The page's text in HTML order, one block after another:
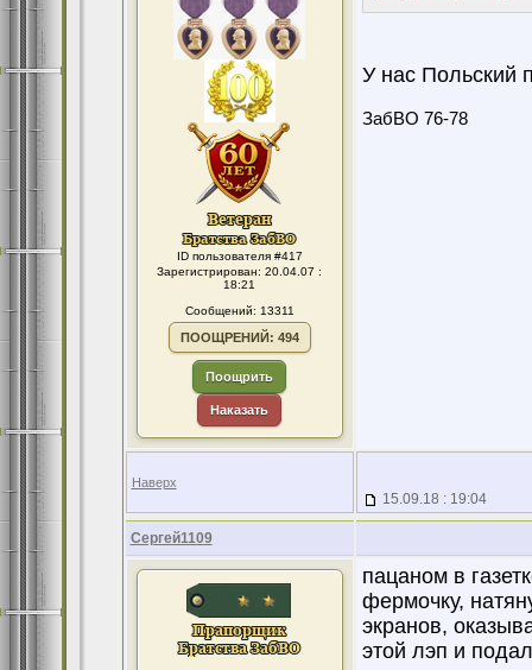
ID пользователя #417
Зарегистрирован: 20.04.07 :
18:21
Сообщений: 13311
ПООЩРЕНИЙ: 494
Поощрить
Наказать
У нас Польский
ЗабВО 76-78
Наверх
15.09.18 : 19:04
Сергей1109
пацаном в
фермочку,
экранов,
этой лэп и